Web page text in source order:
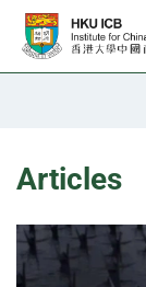
Skip to main content
Articles